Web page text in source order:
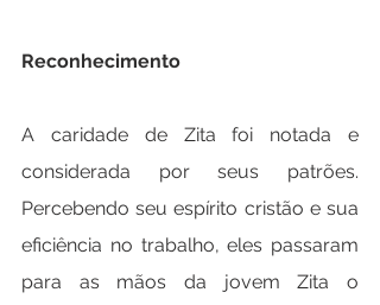
Reconhecimento
A caridade de Zita foi notada e
considerada por seus patrões.
Percebendo seu espírito cristão e sua
eficiência no trabalho, eles passaram
para as mãos da jovem Zita o